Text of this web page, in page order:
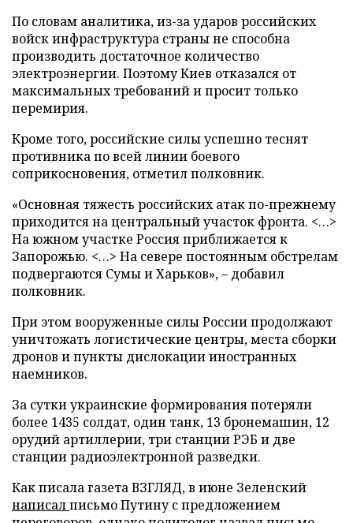
По словам аналитика, из-за ударов российских
войск инфраструктура страны не способна
производить достаточное количество
электроэнергии. Поэтому Киев отказался от
максимальных требований и просит только
перемирия.
Кроме того, российские силы успешно теснят
противника по всей линии боевого
соприкосновения, отметил полковник.
«Основная тяжесть российских атак по-прежнему
приходится на центральный участок фронта. <…>
На южном участке Россия приближается к
Запорожью. <…> На севере постоянным обстрелам
подвергаются Сумы и Харьков», – добавил
полковник.
При этом вооруженные силы России продолжают
уничтожать логистические центры, места сборки
дронов и пункты дислокации иностранных
наемников.
За сутки украинские формирования потеряли
более 1435 солдат, один танк, 13 бронемашин, 12
орудий артиллерии, три станции РЭБ и две
станции радиоэлектронной разведки.
Как писала газета ВЗГЛЯД, в июне Зеленский
написалписьмо Путину с предложением